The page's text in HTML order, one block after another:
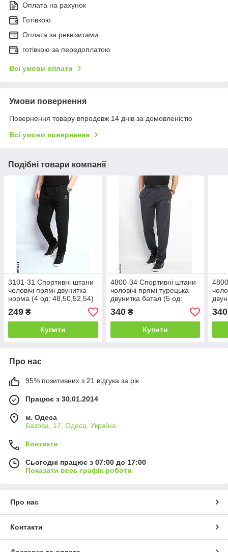
Оплата на рахунок
Готівкою
Оплата за реквізитами
готівкою за передоплатою
Всі умови оплати
Умови повернення
Повернення товару впродовж 14 днів за домовленістю
Всі умови повернення
Подібні товари компанії
3101-31 Спортивні штани
чоловічі прямі двунитка
норма (4 од: 48,50,52,54)
249 ₴
Купити
4800-34 Спортивні штани
чоловічі прямі турецька
двунитка батал (5 од:
50,52,54,56,58)
340₴
Купити
340
Про нас
95% позитивних з 21 відгука за рік
Працює з 30.01.2014
м. Одеса
Базова, 17, Одеса, Україна
Контакти
Сьогодні працює з 07:00 до 17:00
Показати весь графік роботи
Про нас
Контакти